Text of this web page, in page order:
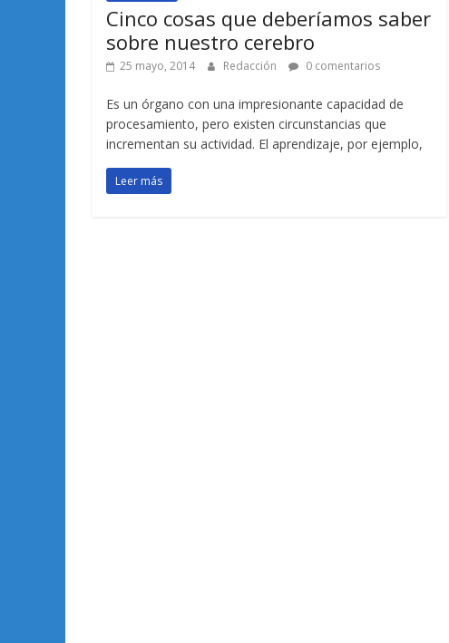
Cinco cosas que deberíamos saber
sobre nuestro cerebro
25 mayo, 2014 Redacción 0 comentarios
Es un órgano con una impresionante capacidad de
procesamiento, pero existen circunstancias que
incrementan su actividad. El aprendizaje, por ejemplo,
Leer más